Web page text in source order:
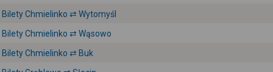
Bilety Chmielinko ⇄ Wytomyśl
Bilety Chmielinko ⇄ Wąsowo
Bilety Chmielinko ⇄ Buk